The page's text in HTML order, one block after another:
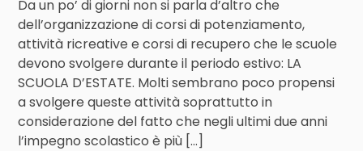
Da un po’ di giorni non si parla d’altro che
dell’organizzazione di corsi di potenziamento,
attività ricreative e corsi di recupero che le scuole
devono svolgere durante il periodo estivo: LA
SCUOLA D’ESTATE. Molti sembrano poco propensi
a svolgere queste attività soprattutto in
considerazione del fatto che negli ultimi due anni
l’impegno scolastico è più […]